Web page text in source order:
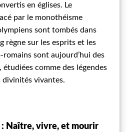
en églises. Le
par le monothéisme
sont tombés dans
règne sur les esprits et les
sont aujourd’hui des
comme des légendes
divinités vivantes.
: Naître, vivre, et mourir